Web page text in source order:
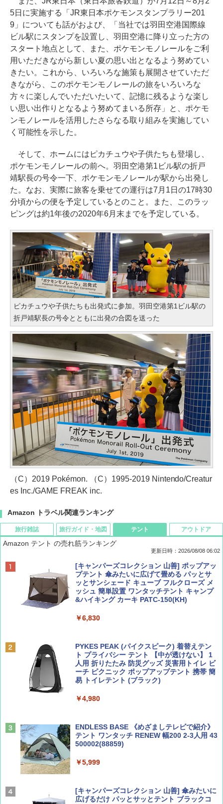
5日に実施する「JR東日本ポケモンスタンプラリー201
9」についても話がおよび、「当社では羽田空港国際線
ビル駅にスタンプを設置し、羽田空港に降り立った方の
スタート地点として、また、ポケモンモノレールをご利
用いただきながら新しい夏の思い出となるよう努めてい
きたい。これから、いろいろな施策も展開させていただ
きながら、このポケモンモノレールの旅をいろいろな
方々に楽しんでいただいたいて、記憶に残るような楽し
い思い出作りとなるよう努めてまいる所存」と、ポケモ
ンモノレールを活用したさらなる取り組みを実施してい
く可能性を示した。
そして、ホームにはピカチュウや子供たちも登場し、
ポケモンモノレールの前へ。羽田空港第1ビル駅の折戸
靖駅長の号令一下、ポケモンモノレールが駅から出発し
た。なお、実際に旅客を乗せての運行は7月1日の17時30
分頃からの便を予定しているとのこと。また、このラッ
ピングは約1年後の2020年6月末までを予定している。
ピカチュウや子供たちも出発式に参加。羽田空港第1ビル駅の
折戸靖駅長の号令とともに出発の合図を送った
（C）2019 Pokémon. （C）1995-2019 Nintendo/Creatur
es Inc./GAME FREAK inc.
Amazon トラベル関連ランキング
旅行雑誌
BE-PAL(ビ-パル) 2026年 9 月号【特別付録:
SOTO ミニマル"旅"財布 ランダム2種】
￥1,500
￥713
旅行ガイド・地図
D40 地球の歩き方 チェンマイ タイ北部の魅
力的な町 2026～2027 地球の歩き方D アジア
￥2,079
￥2,695
球の歩き方A ヨーロッパ
テント
Amazon テント の売れ筋ランキング
更新日時：2026/08/08 06:02
[キャンパーズコレクション 山善] ポップアッ
プテント 傘みたいに広げて畳める パッとサ
ッとサンシェード キューブ フルクローズ メ
ッシュ 簡単設置 ワンタッチテント キャンプ
&ハイキング カーキ PATC-150(KH)
￥6,830
PYKES PEAK (パイクスピーク) 着替えテン
ト プライバシー テント 【中が透けない】 1
人用 折りたたみ 防災グッズ 災害用トイレ ビ
ーチ ピクニック ポップアップテント 携帯 簡
易 トイレテント (ブラック)
￥4,980
ENDLESS BASE 《めざましテレビで紹介》
テント ワンタッチ RENEW 幅200 2-3人用 43
500002(88859)
￥5,999
[キャンパーズコレクション 山善] 傘みたいに
広げるだけ パッとサッとテント ブラックコ
アウトドア